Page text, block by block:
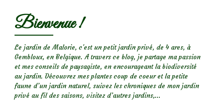
des
créations
d’André
Bienvenue !
Le jardin de Malorie, c'est un petit jardin privé, de 4 ares, à
Gembloux, en Belgique. A travers ce blog, je partage ma passion
et mes conseils de paysagiste, en encourageant la biodiversité
au jardin. Découvrez mes plantes coup de coeur et la petite
faune d’un jardin naturel, suivez les chroniques de mon jardin
privé au fil des saisons, visitez d’autres jardins,...